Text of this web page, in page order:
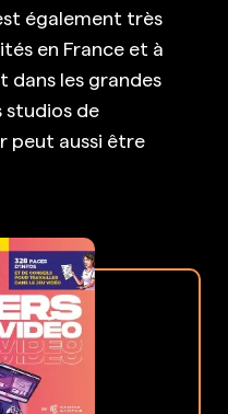
également très
en France et à
dans les grandes
studios de
peut aussi être